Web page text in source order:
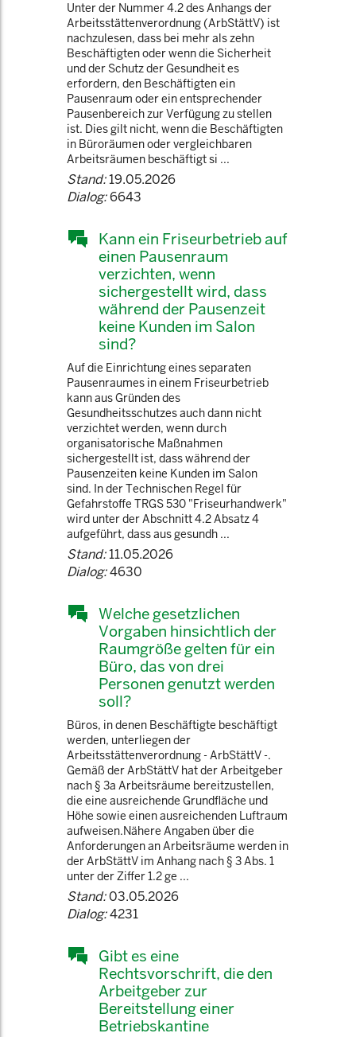
Unter der Nummer 4.2 des Anhangs der
Arbeitsstättenverordnung (ArbStättV) ist
nachzulesen, dass bei mehr als zehn
Beschäftigten oder wenn die Sicherheit
und der Schutz der Gesundheit es
erfordern, den Beschäftigten ein
Pausenraum oder ein entsprechender
Pausenbereich zur Verfügung zu stellen
ist. Dies gilt nicht, wenn die Beschäftigten
in Büroräumen oder vergleichbaren
Arbeitsräumen beschäftigt si ...
Stand:19.05.2026
Dialog:6643
Kann ein Friseurbetrieb auf
einen Pausenraum
verzichten, wenn
sichergestellt wird, dass
während der Pausenzeit
keine Kunden im Salon
sind?
Auf die Einrichtung eines separaten
Pausenraumes in einem Friseurbetrieb
kann aus Gründen des
Gesundheitsschutzes auch dann nicht
verzichtet werden, wenn durch
organisatorische Maßnahmen
sichergestellt ist, dass während der
Pausenzeiten keine Kunden im Salon
sind. In der Technischen Regel für
Gefahrstoffe TRGS 530 "Friseurhandwerk"
wird unter der Abschnitt 4.2 Absatz 4
aufgeführt, dass aus gesundh ...
Stand:11.05.2026
Dialog:4630
Welche gesetzlichen
Vorgaben hinsichtlich der
Raumgröße gelten für ein
Büro, das von drei
Personen genutzt werden
soll?
Büros, in denen Beschäftigte beschäftigt
werden, unterliegen der
Arbeitsstättenverordnung - ArbStättV -.
Gemäß der ArbStättV hat der Arbeitgeber
nach § 3a Arbeitsräume bereitzustellen,
die eine ausreichende Grundfläche und
Höhe sowie einen ausreichenden Luftraum
aufweisen.Nähere Angaben über die
Anforderungen an Arbeitsräume werden in
der ArbStättV im Anhang nach § 3 Abs. 1
unter der Ziffer 1.2 ge ...
Stand:03.05.2026
Dialog:4231
Gibt es eine
Rechtsvorschrift, die den
Arbeitgeber zur
Bereitstellung einer
Betriebskantine